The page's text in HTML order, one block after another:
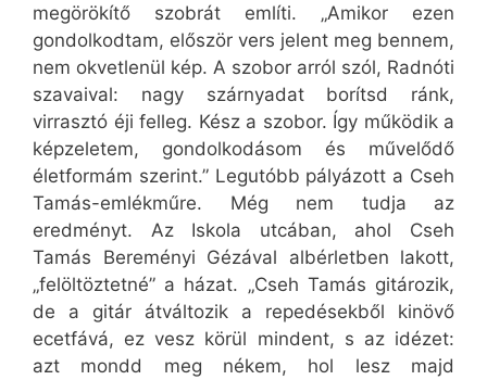
megörökítő szobrát említi. „Amikor ezen
gondolkodtam, először vers jelent meg bennem,
nem okvetlenül kép. A szobor arról szól, Radnóti
szavaival: nagy szárnyadat borítsd ránk,
virrasztó éji felleg. Kész a szobor. Így működik a
képzeletem, gondolkodásom és művelődő
életformám szerint.” Legutóbb pályázott a Cseh
Tamás-emlékműre. Még nem tudja az
eredményt. Az Iskola utcában, ahol Cseh
Tamás Bereményi Gézával albérletben lakott,
„felöltöztetné” a házat. „Cseh Tamás gitározik,
de a gitár átváltozik a repedésekből kinövő
ecetfává, ez vesz körül mindent, s az idézet:
azt mondd meg nékem, hol lesz majd